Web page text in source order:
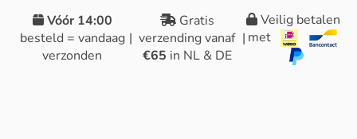
Vóór 14:00
besteld = vandaag
verzonden
|
Gratis
verzending vanaf
€65 in NL & DE
|
Veilig betalen
met